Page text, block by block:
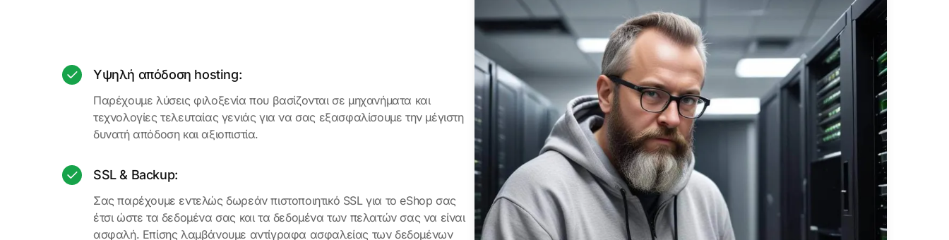
Υψηλή απόδοση hosting:
Παρέχουμε λύσεις φιλοξενία που βασίζονται σε μηχανήματα και
τεχνολογίες τελευταίας γενιάς για να σας εξασφαλίσουμε την μέγιστη
δυνατή απόδοση και αξιοπιστία.
SSL & Backup:
Σας παρέχουμε εντελώς δωρεάν πιστοποιητικό SSL για το eShop σας
έτσι ώστε τα δεδομένα σας και τα δεδομένα των πελατών σας να είναι
ασφαλή. Επίσης λαμβάνουμε αντίγραφα ασφαλείας των δεδομένων